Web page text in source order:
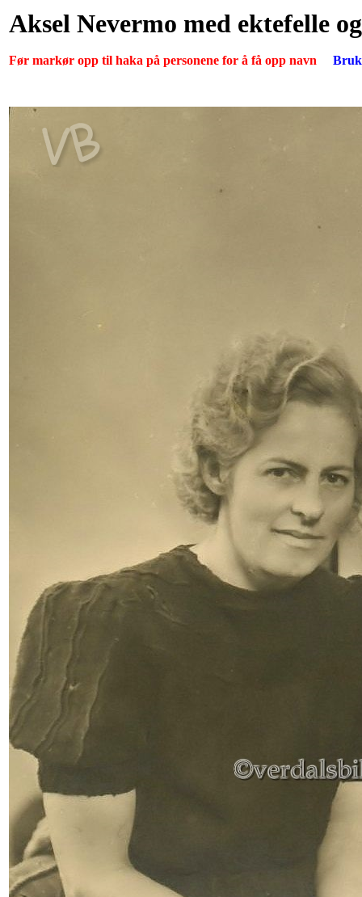
Aksel Nevermo med ektefelle
Før markør opp til haka på personene for å få opp navn Bruk